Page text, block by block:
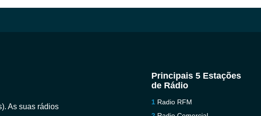
As suas rádios
Principais 5 Estações
de Rádio
Radio RFM